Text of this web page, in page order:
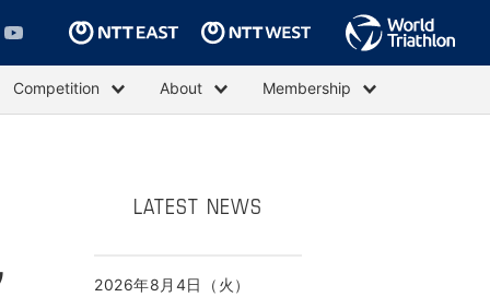
Competition About Membership
LATEST NEWS
2026年8月4日（火）